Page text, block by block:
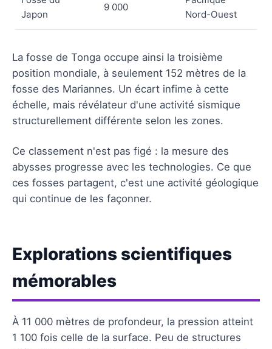
Japon
9 000
Nord-Ouest
La fosse de Tonga occupe ainsi la troisième
position mondiale, à seulement 152 mètres de la
fosse des Mariannes. Un écart infime à cette
échelle, mais révélateur d'une activité sismique
structurellement différente selon les zones.
Ce classement n'est pas figé : la mesure des
abysses progresse avec les technologies. Ce que
ces fosses partagent, c'est une activité géologique
qui continue de les façonner.
Explorations scientifiques
mémorables
À 11 000 mètres de profondeur, la pression atteint
1 100 fois celle de la surface. Peu de structures